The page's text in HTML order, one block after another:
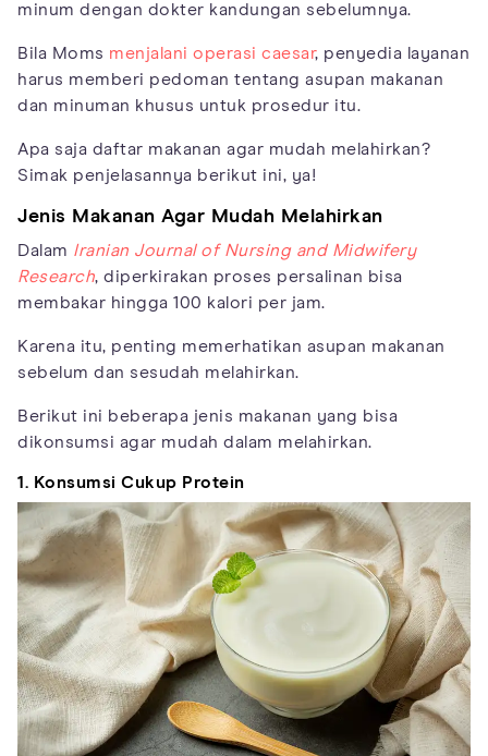
minum dengan dokter kandungan sebelumnya.
Bila Moms menjalani operasi caesar, penyedia layanan
harus memberi pedoman tentang asupan makanan
dan minuman khusus untuk prosedur itu.
Apa saja daftar makanan agar mudah melahirkan?
Simak penjelasannya berikut ini, ya!
Jenis Makanan Agar Mudah Melahirkan
Dalam Iranian Journal of Nursing and Midwifery
Research, diperkirakan proses persalinan bisa
membakar hingga 100 kalori per jam.
Karena itu, penting memerhatikan asupan makanan
sebelum dan sesudah melahirkan.
Berikut ini beberapa jenis makanan yang bisa
dikonsumsi agar mudah dalam melahirkan.
1. Konsumsi Cukup Protein